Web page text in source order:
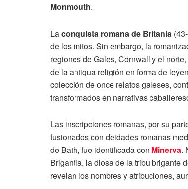
Monmouth.
Laconquista romana de Britania
de los mitos. Sin embargo, la
regiones de Gales, Cornwall y el norte,
de la antigua religión en forma de
colección de once relatos galeses,
transformados en narrativas
Las inscripciones romanas, por su
fusionados con deidades romanas
de Bath, fue identificada con Minerva.
Brigantia, la diosa de la tribu brigante
revelan los nombres y atribuciones,